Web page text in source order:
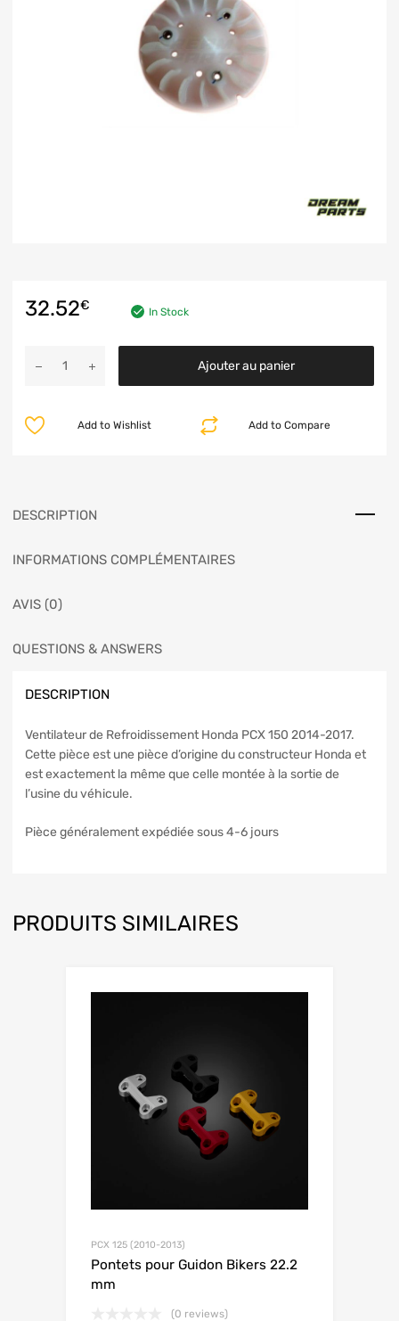
32.52€ In Stock
Ajouter au panier
Add to Compare
Add to Wishlist
DESCRIPTION
INFORMATIONS COMPLÉMENTAIRES
AVIS (0)
QUESTIONS & ANSWERS
DESCRIPTION
Ventilateur de Refroidissement Honda PCX 150 2014-2017.
Cette pièce est une pièce d’origine du constructeur Honda et
est exactement la même que celle montée à la sortie de
l’usine du véhicule.
Pièce généralement expédiée sous 4-6 jours
PRODUITS SIMILAIRES
PCX 125 (2010-2013)
Pontets pour Guidon Bikers 22.2
mm
(0 reviews)